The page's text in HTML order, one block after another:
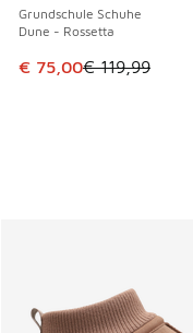
Grundschule Schuhe
Dune - Rossetta
Dieser Artikel ist im
€ 75,00€ 119,99